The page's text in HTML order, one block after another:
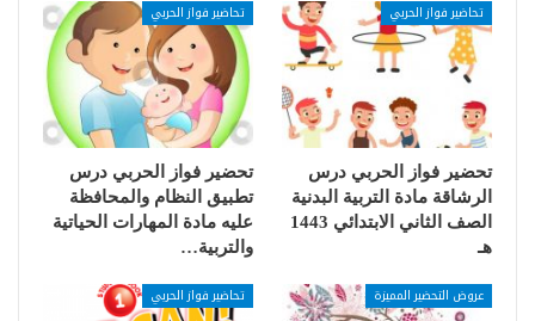
تحاضير فواز الحربي
تحضير فواز الحربي درس
الرشاقة مادة التربية البدنية
الصف الثاني الابتدائي 1443
هـ
تحاضير فواز الحربي
تحضير فواز الحربي درس
تطبيق النظام والمحافظة
عليه مادة المهارات الحياتية
والتربية…
عروض التحضير المميزة تحاضير فواز الحربي